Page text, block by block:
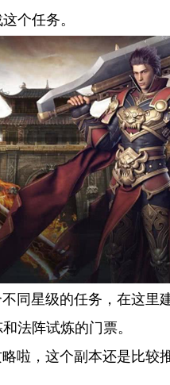
个任务。
星级的任务，在这里
法阵试炼的门票。
，这个副本还是比较推